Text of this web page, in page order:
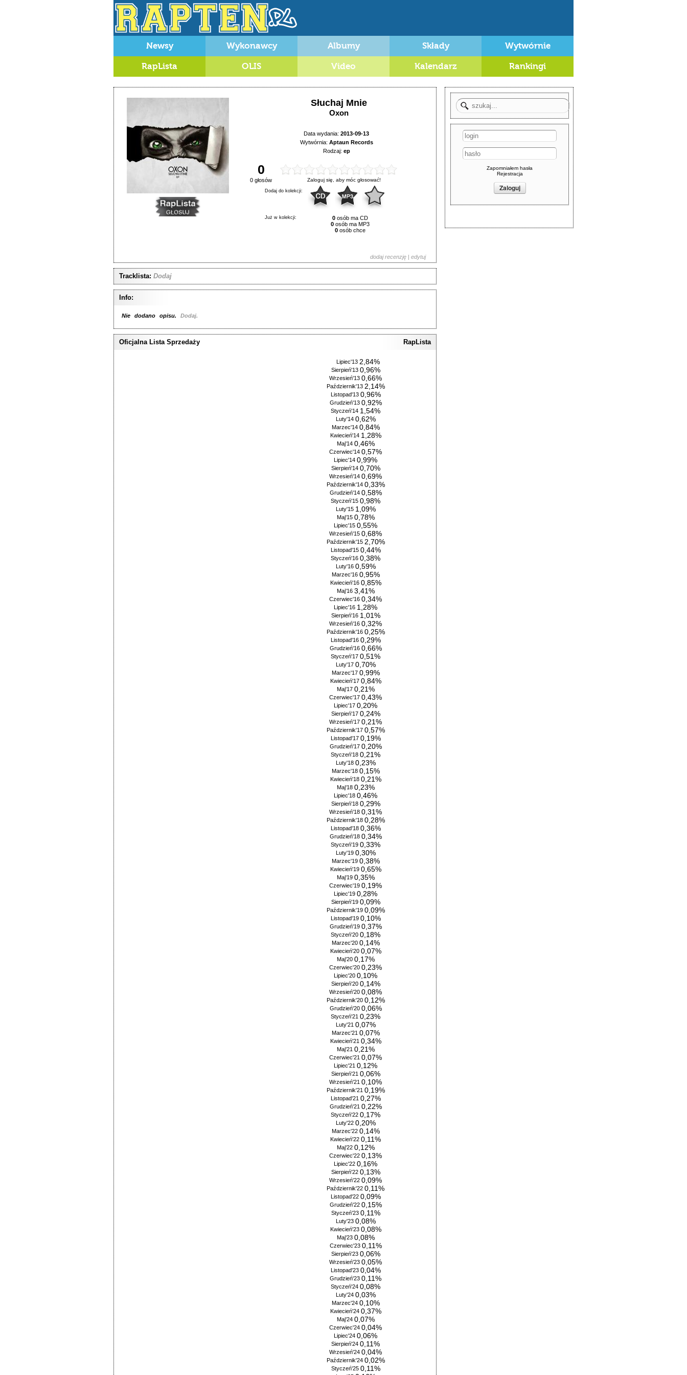
Newsy Wykonawcy Albumy Składy Wytwórnie
RapLista OLIS Video Kalendarz Rankingi
Zapomniałem hasła
Rejestracja
Słuchaj Mnie
Oxon
Data wydania: 2013-09-13
Wytwórnia: Aptaun Records
Rodzaj: ep
0
0 głosów Zaloguj się, aby móc głosować!
Dodaj do kolekcji:
Już w kolekcji: 0 osób ma CD
0 osób ma MP3
0 osób chce
dodaj recenzję | edytuj
Tracklista: Dodaj
Info:
Nie dodano opisu. Dodaj.
Oficjalna Lista Sprzedaży RapLista
Lipiec'13 2,84%
Sierpień'13 0,96%
Wrzesień'13 0,66%
Październik'13 2,14%
Listopad'13 0,96%
Grudzień'13 0,92%
Styczeń'14 1,54%
Luty'14 0,62%
Marzec'14 0,84%
Kwiecień'14 1,28%
Maj'14 0,46%
Czerwiec'14 0,57%
Lipiec'14 0,99%
Sierpień'14 0,70%
Wrzesień'14 0,69%
Październik'14 0,33%
Grudzień'14 0,58%
Styczeń'15 0,98%
Luty'15 1,09%
Maj'15 0,78%
Lipiec'15 0,55%
Wrzesień'15 0,68%
Październik'15 2,70%
Listopad'15 0,44%
Styczeń'16 0,38%
Luty'16 0,59%
Marzec'16 0,95%
Kwiecień'16 0,85%
Maj'16 3,41%
Czerwiec'16 0,34%
Lipiec'16 1,28%
Sierpień'16 1,01%
Wrzesień'16 0,32%
Październik'16 0,25%
Listopad'16 0,29%
Grudzień'16 0,66%
Styczeń'17 0,51%
Luty'17 0,70%
Marzec'17 0,99%
Kwiecień'17 0,84%
Maj'17 0,21%
Czerwiec'17 0,43%
Lipiec'17 0,20%
Sierpień'17 0,24%
Wrzesień'17 0,21%
Październik'17 0,57%
Listopad'17 0,19%
Grudzień'17 0,20%
Styczeń'18 0,21%
Luty'18 0,23%
Marzec'18 0,15%
Kwiecień'18 0,21%
Maj'18 0,23%
Lipiec'18 0,46%
Sierpień'18 0,29%
Wrzesień'18 0,31%
Październik'18 0,28%
Listopad'18 0,36%
Grudzień'18 0,34%
Styczeń'19 0,33%
Luty'19 0,30%
Marzec'19 0,38%
Kwiecień'19 0,65%
Maj'19 0,35%
Czerwiec'19 0,19%
Lipiec'19 0,28%
Sierpień'19 0,09%
Październik'19 0,09%
Listopad'19 0,10%
Grudzień'19 0,37%
Styczeń'20 0,18%
Marzec'20 0,14%
Kwiecień'20 0,07%
Maj'20 0,17%
Czerwiec'20 0,23%
Lipiec'20 0,10%
Sierpień'20 0,14%
Wrzesień'20 0,08%
Październik'20 0,12%
Grudzień'20 0,06%
Styczeń'21 0,23%
Luty'21 0,07%
Marzec'21 0,07%
Kwiecień'21 0,34%
Maj'21 0,21%
Czerwiec'21 0,07%
Lipiec'21 0,12%
Sierpień'21 0,06%
Wrzesień'21 0,10%
Październik'21 0,19%
Listopad'21 0,27%
Grudzień'21 0,22%
Styczeń'22 0,17%
Luty'22 0,20%
Marzec'22 0,14%
Kwiecień'22 0,11%
Maj'22 0,12%
Czerwiec'22 0,13%
Lipiec'22 0,16%
Sierpień'22 0,13%
Wrzesień'22 0,09%
Październik'22 0,11%
Listopad'22 0,09%
Grudzień'22 0,15%
Styczeń'23 0,11%
Luty'23 0,08%
Kwiecień'23 0,08%
Maj'23 0,08%
Czerwiec'23 0,11%
Sierpień'23 0,06%
Wrzesień'23 0,05%
Listopad'23 0,04%
Grudzień'23 0,11%
Styczeń'24 0,08%
Luty'24 0,03%
Marzec'24 0,10%
Kwiecień'24 0,37%
Maj'24 0,07%
Czerwiec'24 0,04%
Lipiec'24 0,06%
Sierpień'24 0,11%
Wrzesień'24 0,04%
Październik'24 0,02%
Styczeń'25 0,11%